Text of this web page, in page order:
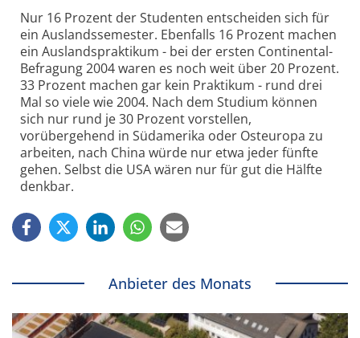
Nur 16 Prozent der Studenten entscheiden sich für
ein Auslandssemester. Ebenfalls 16 Prozent machen
ein Auslandspraktikum - bei der ersten Continental-
Befragung 2004 waren es noch weit über 20 Prozent.
33 Prozent machen gar kein Praktikum - rund drei
Mal so viele wie 2004. Nach dem Studium können
sich nur rund je 30 Prozent vorstellen,
vorübergehend in Südamerika oder Osteuropa zu
arbeiten, nach China würde nur etwa jeder fünfte
gehen. Selbst die USA wären nur für gut die Hälfte
denkbar.
Anbieter des Monats